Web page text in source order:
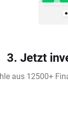
3. Jetzt
aus 12500+